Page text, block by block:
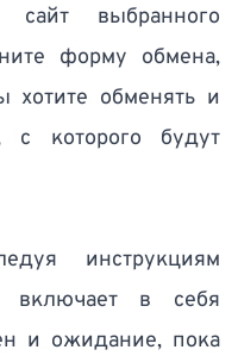
выбранного
форму обмена,
хотите обменять и
которого будут
инструкциям
включает в себя
и ожидание, пока